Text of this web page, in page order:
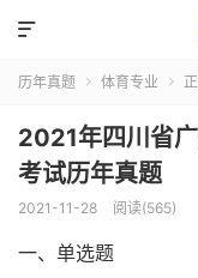

历年真题  体育专业 
2021年四川省
考试历年真题
2021-11-28 阅读(565)
一、单选题